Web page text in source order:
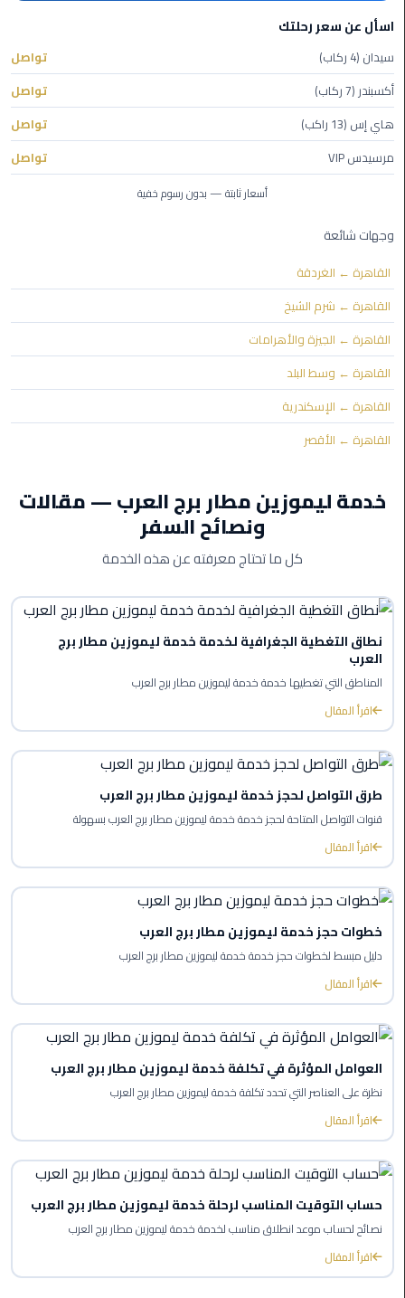
مكاتب
ليموزين
الاسكندرية
ليموزين
مايو
الإسماعيلية
ليموزين
المنوفية
ليموزين
البحيرة
ليموزين
ليموزين
الشرقية
ليموزين
بنها
ليموزين
العبور
ليموزين
6
اكتوبر
الخط
الساخن
ليموزين
العاصمة
ليموزين
الخط
تاكسى
ليموزين
مصر
خدمة
VIP
ايجار
سيارات
في
مصر
اسأل عن سعر رحلتك
سيدان (4 ركاب)
تواصل
أكسبندر (7 ركاب)
تواصل
هاي إس (13 راكب)
تواصل
مرسيدس VIP
تواصل
أسعار ثابتة — بدون رسوم خفية
وجهات شائعة
القاهرة ← الغردقة
القاهرة ← شرم الشيخ
القاهرة ← الجيزة والأهرامات
القاهرة ← وسط البلد
القاهرة ← الإسكندرية
القاهرة ← الأقصر
خدمة ليموزين مطار برج العرب — مقالات
ونصائح السفر
كل ما تحتاج معرفته عن هذه الخدمة
نطاق التغطية الجغرافية لخدمة خدمة ليموزين مطار برج
العرب
المناطق التي تغطيها خدمة خدمة ليموزين مطار برج العرب
اقرأ المقال
طرق التواصل لحجز خدمة ليموزين مطار برج العرب
قنوات التواصل المتاحة لحجز خدمة خدمة ليموزين مطار برج العرب بسهولة
اقرأ المقال
خطوات حجز خدمة ليموزين مطار برج العرب
دليل مبسط لخطوات حجز خدمة خدمة ليموزين مطار برج العرب
اقرأ المقال
العوامل المؤثرة في تكلفة خدمة ليموزين مطار برج العرب
نظرة على العناصر التي تحدد تكلفة خدمة ليموزين مطار برج العرب
اقرأ المقال
حساب التوقيت المناسب لرحلة خدمة ليموزين مطار برج العرب
نصائح لحساب موعد انطلاق مناسب لخدمة خدمة ليموزين مطار برج العرب
اقرأ المقال